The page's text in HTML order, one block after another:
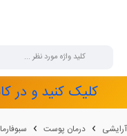
کلیک کنید و در
آرایشی درمان پوست سبوفارما